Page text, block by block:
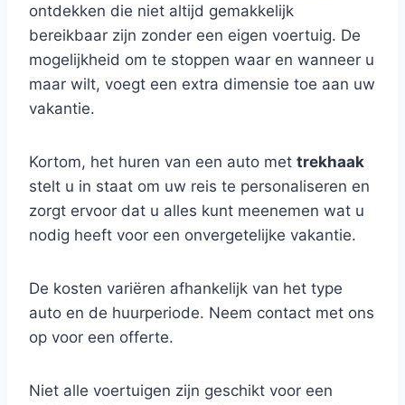
ontdekken die niet altijd gemakkelijk
bereikbaar zijn zonder een eigen voertuig. De
mogelijkheid om te stoppen waar en wanneer u
maar wilt, voegt een extra dimensie toe aan uw
vakantie.
Kortom, het huren van een auto met trekhaak
stelt u in staat om uw reis te personaliseren en
zorgt ervoor dat u alles kunt meenemen wat u
nodig heeft voor een onvergetelijke vakantie.
De kosten variëren afhankelijk van het type
auto en de huurperiode. Neem contact met ons
op voor een offerte.
Niet alle voertuigen zijn geschikt voor een